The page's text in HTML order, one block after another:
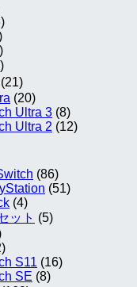
(21)
(20)
Ultra 3 (8)
Ultra 2 (12)
(86)
(51)
(4)
ット (5)
S11 (16)
SE (8)